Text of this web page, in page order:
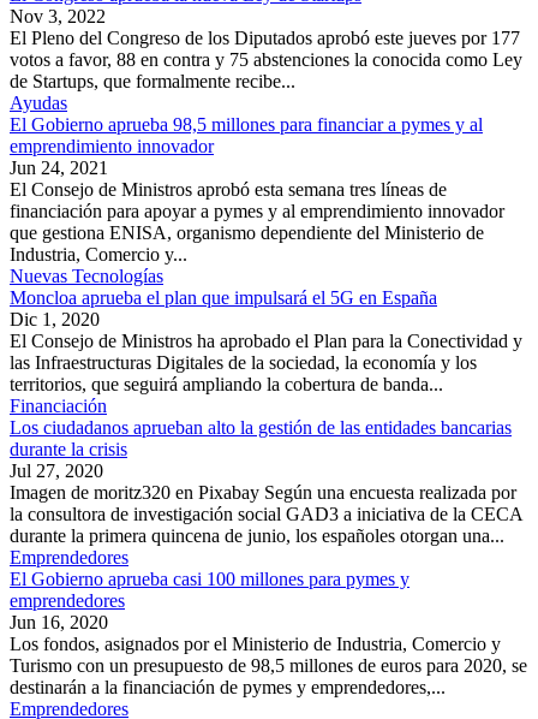
Nov 3, 2022
El Pleno del Congreso de los Diputados aprobó este jueves por 177
votos a favor, 88 en contra y 75 abstenciones la conocida como Ley
de Startups, que formalmente recibe...
Ayudas
El Gobierno aprueba 98,5 millones para financiar a pymes y al
emprendimiento innovador
Jun 24, 2021
El Consejo de Ministros aprobó esta semana tres líneas de
financiación para apoyar a pymes y al emprendimiento innovador
que gestiona ENISA, organismo dependiente del Ministerio de
Industria, Comercio y...
Nuevas Tecnologías
Moncloa aprueba el plan que impulsará el 5G en España
Dic 1, 2020
El Consejo de Ministros ha aprobado el Plan para la Conectividad y
las Infraestructuras Digitales de la sociedad, la economía y los
territorios, que seguirá ampliando la cobertura de banda...
Financiación
Los ciudadanos aprueban alto la gestión de las entidades bancarias
durante la crisis
Jul 27, 2020
Imagen de moritz320 en Pixabay Según una encuesta realizada por
la consultora de investigación social GAD3 a iniciativa de la CECA
durante la primera quincena de junio, los españoles otorgan una...
Emprendedores
El Gobierno aprueba casi 100 millones para pymes y
emprendedores
Jun 16, 2020
Los fondos, asignados por el Ministerio de Industria, Comercio y
Turismo con un presupuesto de 98,5 millones de euros para 2020, se
destinarán a la financiación de pymes y emprendedores,...
Emprendedores